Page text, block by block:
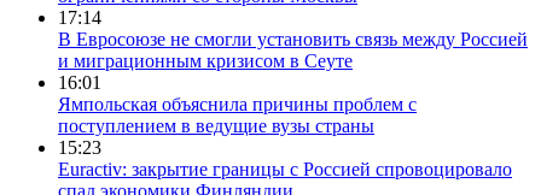
17:14
В Евросоюзе не смогли установить связь между Россией
и миграционным кризисом в Сеуте
16:01
Ямпольская объяснила причины проблем с
поступлением в ведущие вузы страны
15:23
Euractiv: закрытие границы с Россией спровоцировало
спад экономики Финляндии